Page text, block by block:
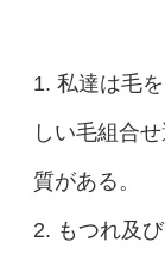
1. 私達は毛
しい毛組合
質がある。
2. もつれ及